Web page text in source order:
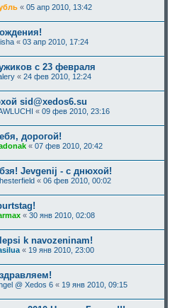
«05 апр 2010, 13:42
«03 апр 2010, 17:24
с 23 февраля
«24 фев 2010, 12:24
sid@xedos6.su
«09 фев 2010, 23:16
дорогой!
«07 фев 2010, 20:42
Jevgenij - с днюхой!
«06 фев 2010, 00:02
«30 янв 2010, 02:08
k navozeninam!
«19 янв 2010, 23:00
@ Xedos 6 «19 янв 2010, 09:15